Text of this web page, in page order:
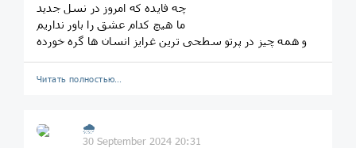
چه فایده که امروز در نسل جدید
ما هیچ کدام عشق را باور نداریم
و همه چیز در پرتو سطحی ترین غرایز انسان ها گره خورده
Читать полностью…
🌧
30 September 2024 20:31